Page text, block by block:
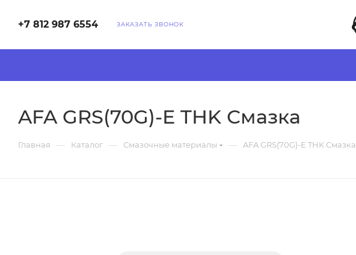
+7 812 987 6554 ЗАКАЗАТЬ ЗВОНОК
AFA GRS(70G)-E THK Смазка
Главная — Каталог — Смазочные материалы — AFA GRS(70G)-E THK Смазка